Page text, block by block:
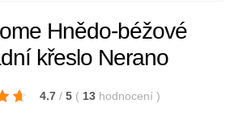
Hnědo-béžové
křeslo Nerano
4.7 / 5 ( 13 hodnocení )